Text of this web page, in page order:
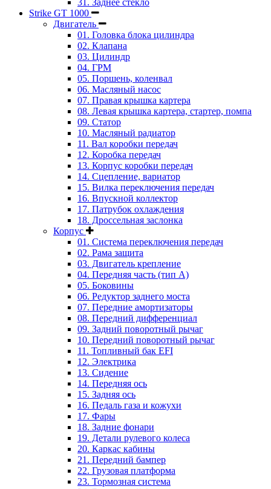
31. Заднее стекло
Strike GT 1000
Двигатель
01. Головка блока цилиндра
02. Клапана
03. Цилиндр
04. ГРМ
05. Поршень, коленвал
06. Масляный насос
07. Правая крышка картера
08. Левая крышка картера, стартер, помпа
09. Статор
10. Масляный радиатор
11. Вал коробки передач
12. Коробка передач
13. Корпус коробки передач
14. Сцепление, вариатор
15. Вилка переключения передач
16. Впускной коллектор
17. Патрубок охлаждения
18. Дроссельная заслонка
Корпус
01. Система переключения передач
02. Рама защита
03. Двигатель крепление
04. Передняя часть (тип А)
05. Боковины
06. Редуктор заднего моста
07. Передние амортизаторы
08. Передний дифференциал
09. Задний поворотный рычаг
10. Передний поворотный рычаг
11. Топливный бак EFI
12. Электрика
13. Сидение
14. Передняя ось
15. Задняя ось
16. Педаль газа и кожухи
17. Фары
18. Задние фонари
19. Детали рулевого колеса
20. Каркас кабины
21. Передний бампер
22. Грузовая платформа
23. Тормозная система